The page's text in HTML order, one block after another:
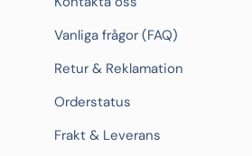
Vanliga frågor (FAQ)
Retur & Reklamation
Orderstatus
Frakt & Leverans